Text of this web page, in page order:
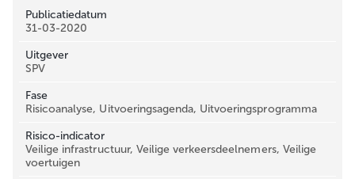
Publicatiedatum
31-03-2020
Uitgever
SPV
Fase
Risicoanalyse, Uitvoeringsagenda, Uitvoeringsprogramma
Risico-indicator
Veilige infrastructuur, Veilige verkeersdeelnemers, Veilige
voertuigen